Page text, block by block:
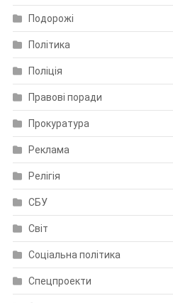
Подорожі
Політика
Поліція
Правові поради
Прокуратура
Реклама
Релігія
СБУ
Світ
Соціальна політика
Спецпроекти